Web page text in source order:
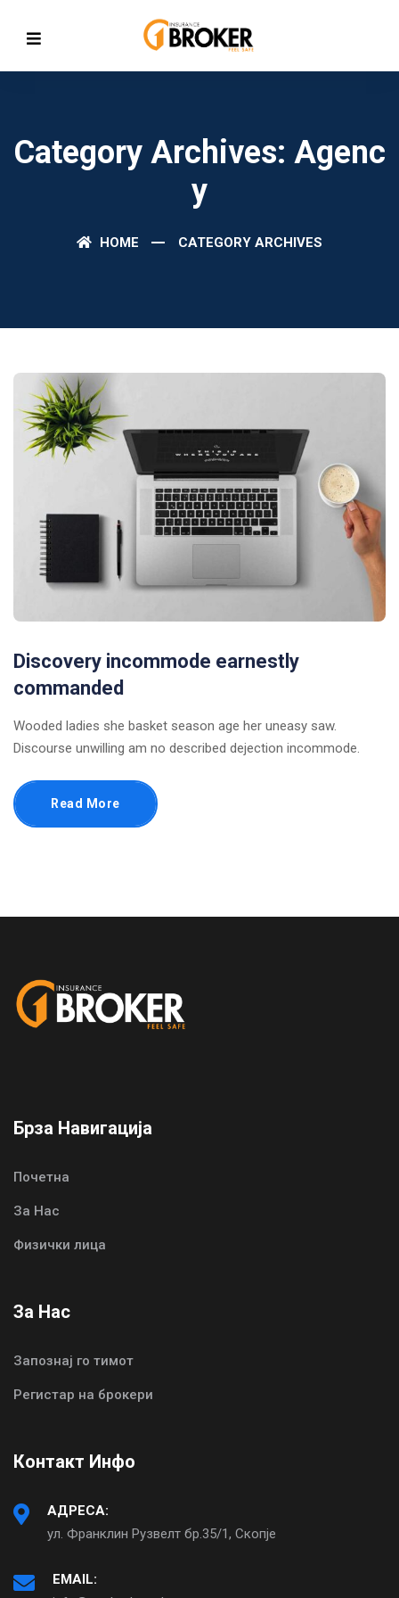
Category Archives: Agenc
Y
HOME CATEGORY ARCHIVES
Discovery incommode earnestly
commanded
Wooded ladies she basket season age her uneasy saw.
Discourse unwilling am no described dejection incommode.
Read More
Брза Навигација
Почетна
За Нас
Физички лица
За Нас
Запознај го тимот
Регистар на брокери
Контакт Инфо
АДРЕСА:
ул. Франклин Рузвелт бр.35/1, Скопје
EMAIL: